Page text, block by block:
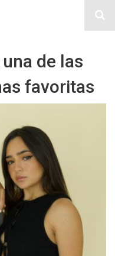
de las
favoritas